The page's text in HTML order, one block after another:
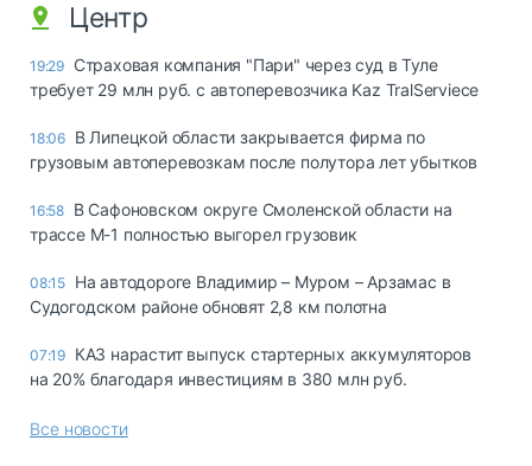
Центр
19:29 Страховая компания "Пари" через суд в Туле
требует 29 млн руб. с автоперевозчика Kaz TralServiece
18:06 В Липецкой области закрывается фирма по
грузовым автоперевозкам после полутора лет убытков
16:58 В Сафоновском округе Смоленской области на
трассе М-1 полностью выгорел грузовик
08:15 На автодороге Владимир – Муром – Арзамас в
Судогодском районе обновят 2,8 км полотна
07:19 КАЗ нарастит выпуск стартерных аккумуляторов
на 20% благодаря инвестициям в 380 млн руб.
Все новости